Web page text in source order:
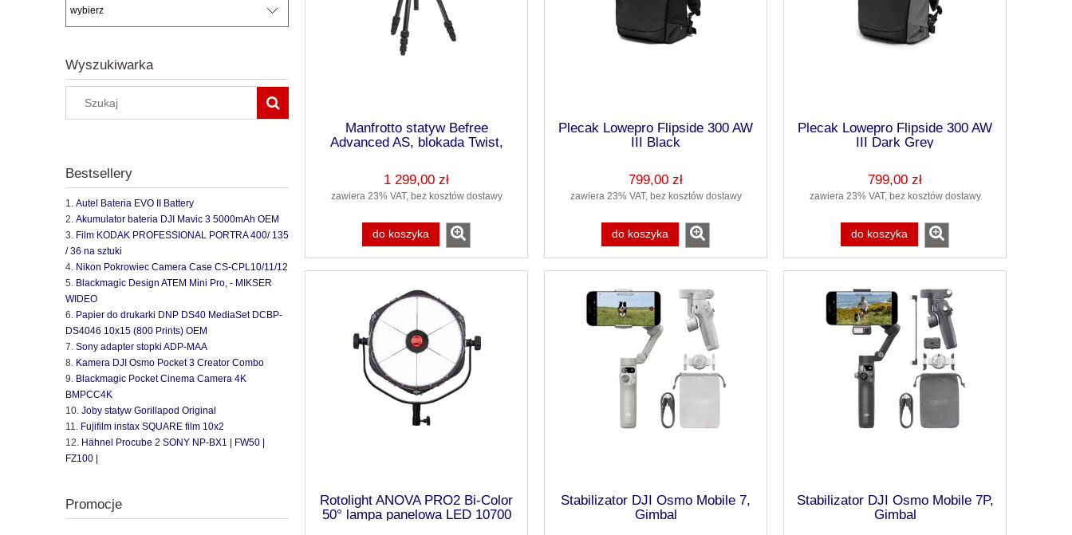
Wyszukiwarka
Bestsellery
Autel Bateria EVO II Battery
Akumulator bateria DJI Mavic 3 5000mAh OEM
Film KODAK PROFESSIONAL PORTRA 400/ 135
/ 36 na sztuki
Nikon Pokrowiec Camera Case CS-CPL10/11/12
Blackmagic Design ATEM Mini Pro, - MIKSER
WIDEO
Papier do drukarki DNP DS40 MediaSet DCBP-
DS4046 10x15 (800 Prints) OEM
Sony adapter stopki ADP-MAA
Kamera DJI Osmo Pocket 3 Creator Combo
Blackmagic Pocket Cinema Camera 4K
BMPCC4K
Joby statyw Gorillapod Original
Fujifilm instax SQUARE film 10x2
Hähnel Procube 2 SONY NP-BX1 | FW50 |
FZ100 |
Promocje
Manfrotto statyw Befree
Advanced AS, blokada Twist,
1 299,00 zł
zawiera 23% VAT, bez kosztów dostawy
do koszyka
Plecak Lowepro Flipside 300 AW
III Black
799,00 zł
zawiera 23% VAT, bez kosztów dostawy
do koszyka
Plecak Lowepro Flipside 300 AW
III Dark Grey
799,00 zł
zawiera 23% VAT, bez kosztów dostawy
do koszyka
Rotolight ANOVA PRO2 Bi-Color
50° lampa panelowa LED 10700
Stabilizator DJI Osmo Mobile 7,
Gimbal
Stabilizator DJI Osmo Mobile 7P,
Gimbal